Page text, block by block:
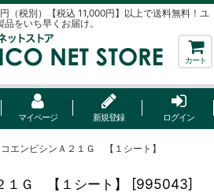
（税別）【税込 11,000円】以上で送料無料！ユ
品をいち早くお届け。
カート
マイページ 新規登録 ログイン
エンピシンＡ２１Ｇ 【１シート】
１Ｇ 【１シート】 [995043]